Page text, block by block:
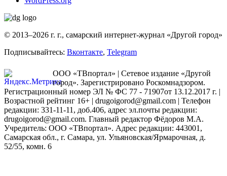
© 2013–2026 г. г., самарский интернет-журнал «Другой город»
Подписывайтесь: Вконтакте, Telegram
ООО «ТВпортал» | Сетевое издание «Другой
город». Зарегистрировано Роскомнадзором.
Регистрационный номер ЭЛ № ФС 77 - 71907от 13.12.2017 г. |
Возрастной рейтинг 16+ | drugoigorod@gmail.com | Телефон
редакции: 331-11-11, доб.406, адрес эл.почты редакции:
drugoigorod@gmail.com. Главный редактор Фёдоров М.А.
Учредитель: ООО «ТВпортал». Адрес редакции: 443001,
Самарская обл., г. Самара, ул. Ульяновская/Ярмарочная, д.
52/55, комн. 6